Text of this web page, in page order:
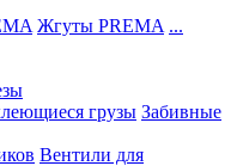
Жгуты PREMA ...
грузы Забивные
Вентили для